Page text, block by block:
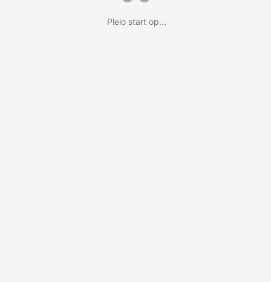
Pleio start op...